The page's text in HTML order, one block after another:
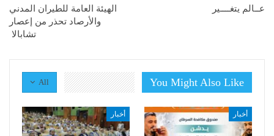
عــالم يتغــــير
الهيئة العامة للطيران المدني
والأرصاد تحذر من إعصار
تشابالا
All You Might Also Like
أخبار أخبار